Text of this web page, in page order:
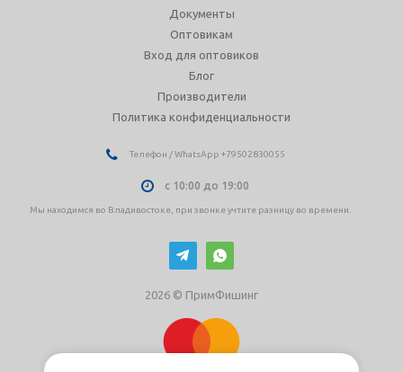
Документы
Оптовикам
Вход для оптовиков
Блог
Производители
Политика конфиденциальности
Телефон / WhatsApp +79502830055
с 10:00 до 19:00
Мы находимся во Владивостоке, при звонке учтите разницу во времени.
2026 © ПримФишинг